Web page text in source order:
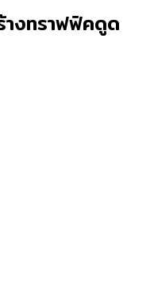
งทราฟฟิคดูด